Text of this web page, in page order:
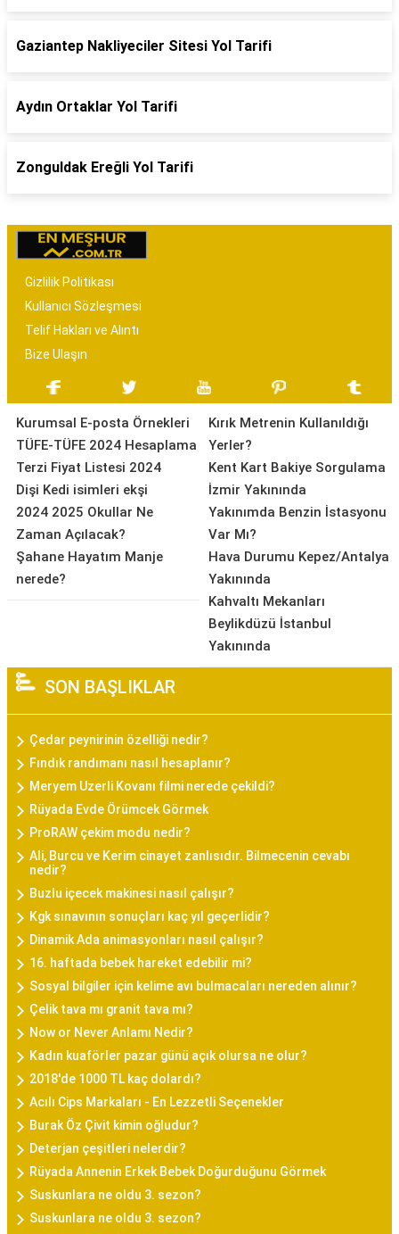
Gaziantep Nakliyeciler Sitesi Yol Tarifi
Aydın Ortaklar Yol Tarifi
Zonguldak Ereğli Yol Tarifi
Gizlilik Politikası
Kullanıcı Sözleşmesi
Telif Hakları ve Alıntı
Bize Ulaşın
Kurumsal E-posta Örnekleri
TÜFE-TÜFE 2024 Hesaplama
Terzi Fiyat Listesi 2024
Dişi Kedi isimleri ekşi
2024 2025 Okullar Ne
Zaman Açılacak?
Şahane Hayatım Manje
nerede?
Kırık Metrenin Kullanıldığı
Yerler?
Kent Kart Bakiye Sorgulama
İzmir Yakınında
Yakınımda Benzin İstasyonu
Var Mı?
Hava Durumu Kepez/Antalya
Yakınında
Kahvaltı Mekanları
Beylikdüzü İstanbul
Yakınında
SON BAŞLIKLAR
Çedar peynirinin özelliği nedir?
Fındık randımanı nasıl hesaplanır?
Meryem Uzerli Kovanı filmi nerede çekildi?
Rüyada Evde Örümcek Görmek
ProRAW çekim modu nedir?
Ali, Burcu ve Kerim cinayet zanlısıdır. Bilmecenin cevabı
nedir?
Buzlu içecek makinesi nasıl çalışır?
Kgk sınavının sonuçları kaç yıl geçerlidir?
Dinamik Ada animasyonları nasıl çalışır?
16. haftada bebek hareket edebilir mi?
Sosyal bilgiler için kelime avı bulmacaları nereden alınır?
Çelik tava mı granit tava mı?
Now or Never Anlamı Nedir?
Kadın kuaförler pazar günü açık olursa ne olur?
2018'de 1000 TL kaç dolardı?
Acılı Cips Markaları - En Lezzetli Seçenekler
Burak Öz Çivit kimin oğludur?
Deterjan çeşitleri nelerdir?
Rüyada Annenin Erkek Bebek Doğurduğunu Görmek
Suskunlara ne oldu 3. sezon?
Suskunlara ne oldu 3. sezon?